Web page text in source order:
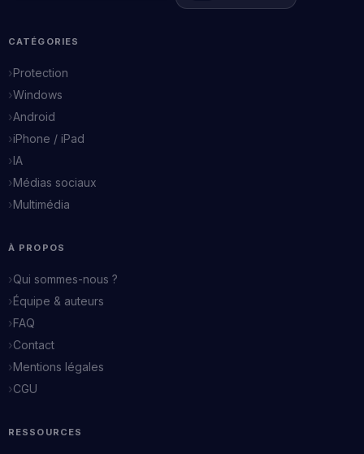
CATÉGORIES
Protection
Windows
Android
iPhone / iPad
IA
Médias sociaux
Multimédia
À PROPOS
Qui sommes-nous ?
Équipe & auteurs
FAQ
Contact
Mentions légales
CGU
RESSOURCES